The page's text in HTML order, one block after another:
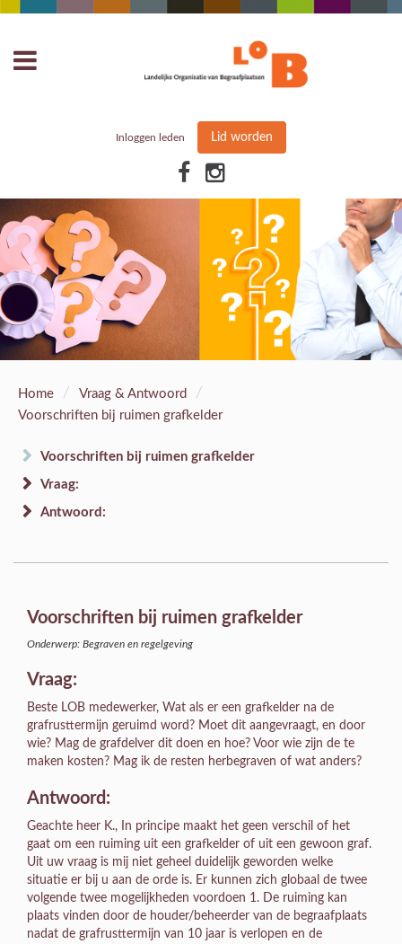
Inloggen leden Lid worden
Home / Vraag & Antwoord /
Voorschriften bij ruimen grafkelder
Voorschriften bij ruimen grafkelder
Vraag:
Antwoord:
Voorschriften bij ruimen grafkelder
Onderwerp: Begraven en regelgeving
Vraag:
Beste LOB medewerker, Wat als er een grafkelder na de
grafrusttermijn geruimd word? Moet dit aangevraagt, en door
wie? Mag de grafdelver dit doen en hoe? Voor wie zijn de te
maken kosten? Mag ik de resten herbegraven of wat anders?
Antwoord:
Geachte heer K., In principe maakt het geen verschil of het
gaat om een ruiming uit een grafkelder of uit een gewoon graf.
Uit uw vraag is mij niet geheel duidelijk geworden welke
situatie er bij u aan de orde is. Er kunnen zich globaal de twee
volgende twee mogelijkheden voordoen 1. De ruiming kan
plaats vinden door de houder/beheerder van de begraafplaats
nadat de grafrusttermijn van 10 jaar is verlopen en de